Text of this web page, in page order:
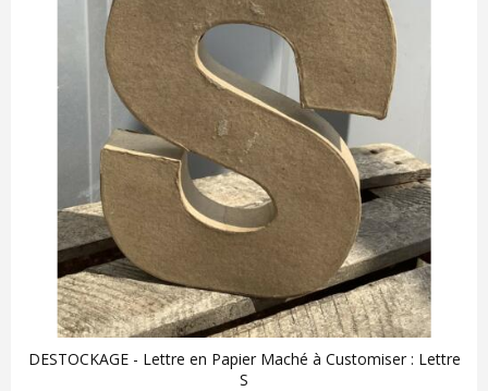
DESTOCKAGE - Lettre en Papier Maché à Customiser : Lettre
S